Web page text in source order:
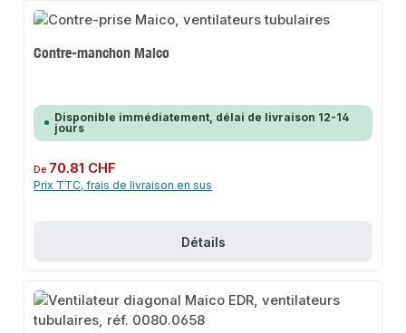
Contre-manchon Maico
Disponible immédiatement, délai de livraison 12-14
jours
Prix régulier :
De 70.81 CHF
Prix TTC, frais de livraison en sus
Détails